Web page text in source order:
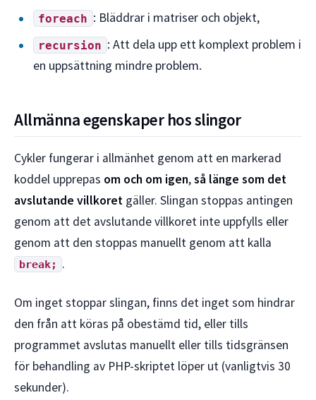
foreach : Bläddrar i matriser och objekt,
recursion : Att dela upp ett komplext problem i
en uppsättning mindre problem.
Allmänna egenskaper hos slingor
Cykler fungerar i allmänhet genom att en markerad
koddel upprepas om och om igen,så länge som det
avslutande villkoret gäller. Slingan stoppas antingen
genom att det avslutande villkoret inte uppfylls eller
genom att den stoppas manuellt genom att kalla
break; .
Om inget stoppar slingan, finns det inget som hindrar
den från att köras på obestämd tid, eller tills
programmet avslutas manuellt eller tills tidsgränsen
för behandling av PHP-skriptet löper ut (vanligtvis 30
sekunder).